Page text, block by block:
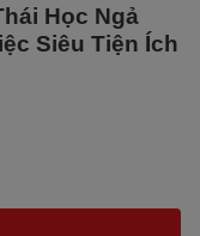
Học Ngả
Siêu Tiện Ích